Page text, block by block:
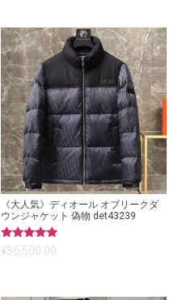
《大人気》ディオール オブリークダ
ウンジャケット 偽物 det43239
5段階中
5.00
¥36,500.00